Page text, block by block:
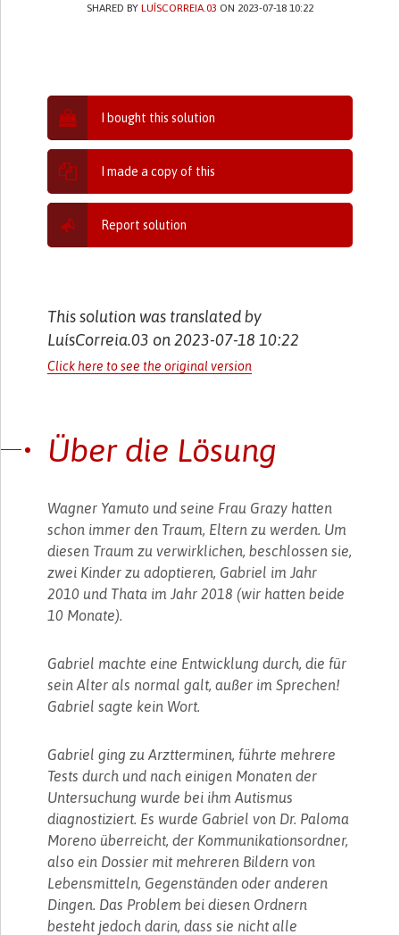
SHARED BY LUÍSCORREIA.03 ON 2023-07-18 10:22
I bought this solution
I made a copy of this
Report solution
This solution was translated by
LuísCorreia.03 on 2023-07-18 10:22
Click here to see the original version
Über die Lösung
Wagner Yamuto und seine Frau Grazy hatten
schon immer den Traum, Eltern zu werden. Um
diesen Traum zu verwirklichen, beschlossen sie,
zwei Kinder zu adoptieren, Gabriel im Jahr
2010 und Thata im Jahr 2018 (wir hatten beide
10 Monate).
Gabriel machte eine Entwicklung durch, die für
sein Alter als normal galt, außer im Sprechen!
Gabriel sagte kein Wort.
Gabriel ging zu Arztterminen, führte mehrere
Tests durch und nach einigen Monaten der
Untersuchung wurde bei ihm Autismus
diagnostiziert. Es wurde Gabriel von Dr. Paloma
Moreno überreicht, der Kommunikationsordner,
also ein Dossier mit mehreren Bildern von
Lebensmitteln, Gegenständen oder anderen
Dingen. Das Problem bei diesen Ordnern
besteht jedoch darin, dass sie nicht alle